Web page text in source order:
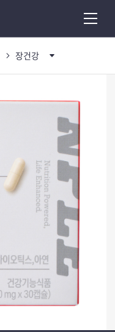
장건강